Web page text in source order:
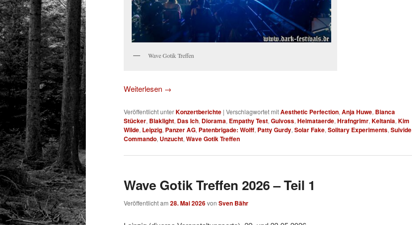
Wave Gotik Treffen
Weiterlesen →
Veröffentlicht unterKonzertberichte | Verschlagwortet mitAesthetic Perfection, Anja Huwe, Bianca
Stücker, Blaklight, Das Ich, Diorama, Empathy Test, Gulvoss, Heimataerde, Hrafngrimr, Keltania, Kim
Wilde, Leipzig, Panzer AG, Patenbrigade: Wolff, Patty Gurdy, Solar Fake, Solitary Experiments, Suivide
Commando, Unzucht, Wave Gotik Treffen
Wave Gotik Treffen 2026 – Teil 1
Veröffentlicht am 28. Mai 2026von Sven Bähr